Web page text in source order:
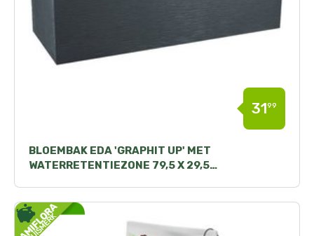
BLOEMBAK EDA 'GRAPHIT UP' MET
WATERRETENTIEZONE 79,5 X 29,5…
3199